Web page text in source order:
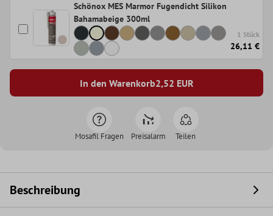
Schönox MES Marmor Fugendicht Silikon
Bahamabeige 300ml
1 Stück
26,11 €
In den Warenkorb2,52 EUR
Mosafil Fragen Preisalarm Teilen
Beschreibung